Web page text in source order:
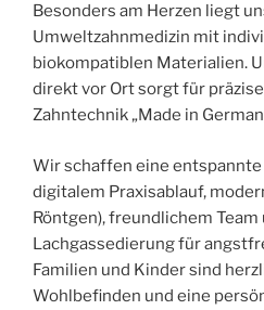
Besonders am Herzen liegt
Umweltzahnmedizin mit
biokompatiblen Materialien.
direkt vor Ort sorgt für
Zahntechnik „Made in
Wir schaffen eine
digitalem Praxisablauf,
Röntgen), freundlichem
Lachgassedierung für
Familien und Kinder sind
Wohlbefinden und eine